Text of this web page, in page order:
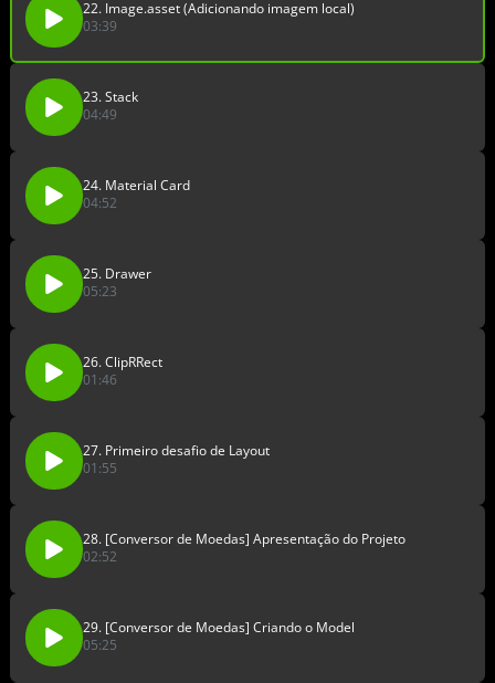
22. Image.asset (Adicionando imagem local)
03:39
23. Stack
04:49
24. Material Card
04:52
25. Drawer
05:23
26. ClipRRect
01:46
27. Primeiro desafio de Layout
01:55
28. [Conversor de Moedas] Apresentação do Projeto
02:52
29. [Conversor de Moedas] Criando o Model
05:25